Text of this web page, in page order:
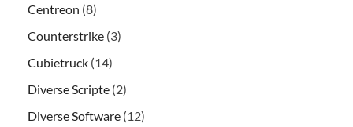
Centreon (8)
Counterstrike (3)
Cubietruck (14)
Diverse Scripte (2)
Diverse Software (12)